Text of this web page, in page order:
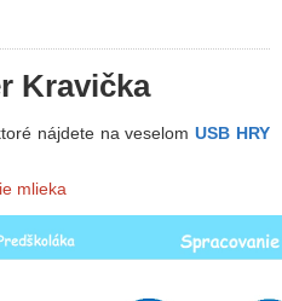
Kravička
nájdete na veselomUSB HRY
mlieka